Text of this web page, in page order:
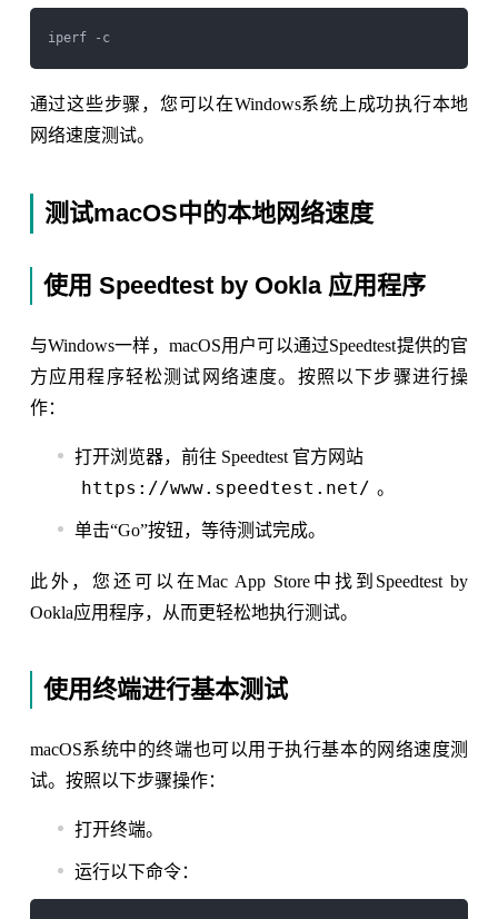
通过这些步骤，您可以在Windows系统上成功执行本地
网络速度测试。
测试macOS中的本地网络速度
使用 Speedtest by Ookla 应用程序
与Windows一样，macOS用户可以通过Speedtest提供的官
方应用程序轻松测试网络速度。按照以下步骤进行操
作：
打开浏览器，前往 Speedtest 官方网站
https://www.speedtest.net/ 。
单击“Go”按钮，等待测试完成。
此外，您还可以在Mac App Store中找到Speedtest by
Ookla应用程序，从而更轻松地执行测试。
使用终端进行基本测试
macOS系统中的终端也可以用于执行基本的网络速度测
试。按照以下步骤操作：
打开终端。
运行以下命令：